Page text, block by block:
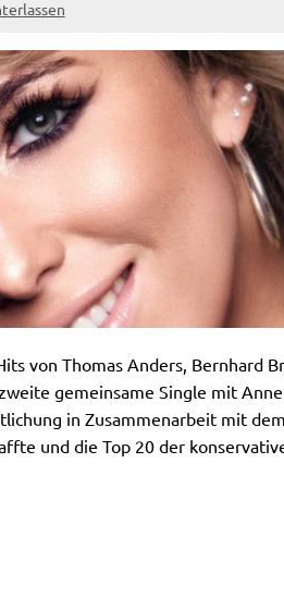
von Thomas Anders, Bernhard
gemeinsame Single mit
in Zusammenarbeit mit
und die Top 20 der